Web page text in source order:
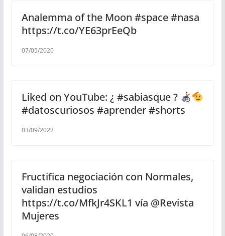
Analemma of the Moon #space #nasa
https://t.co/YE63prEeQb
07/05/2020
Liked on YouTube: ¿ #sabiasque ?
#datoscuriosos #aprender #shorts
03/09/2022
Fructifica negociación con Normales,
validan estudios
https://t.co/MfkJr4SKL1 vía @Revista
Mujeres